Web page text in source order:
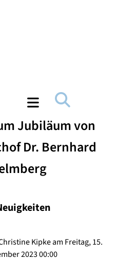
Jubiläum von
Dr. Bernhard
Kipke am Freitag, 15.
2023 00:00